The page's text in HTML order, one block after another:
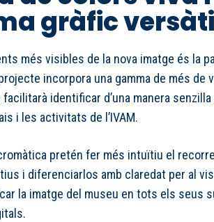
gràfic
més visibles de la nova imatge és la
incorpora una gamma de més de
facilitarà identificar d’una manera
i les activitats de l’IVAM.
pretén fer més intuïtiu el
i diferenciarlos amb claredat per al
la imatge del museu en tots els seus